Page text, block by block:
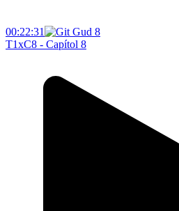
00:22:31
T1xC8 - Capítol 8